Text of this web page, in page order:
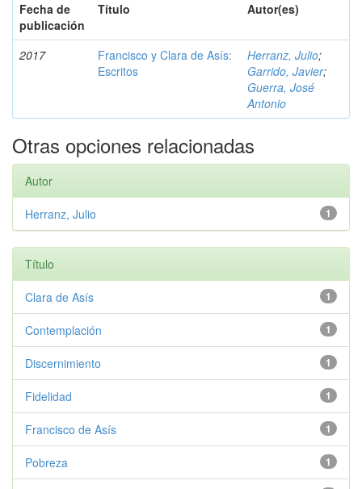
Fecha de
publicación
Título Autor(es)
2017
Francisco y Clara de Asís:
Escritos
Herranz, Julio;
Garrido, Javier;
Guerra, José
Antonio
Otras opciones relacionadas
Autor
1
Herranz, Julio
Título
1
Clara de Asís
1
Contemplación
1
Discernimiento
1
Fidelidad
1
Francisco de Asís
1
Pobreza